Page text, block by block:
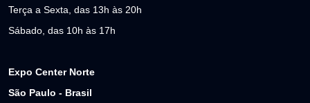
Terça a Sexta, das 13h às 20h
Sábado, das 10h às 17h
Expo Center Norte
São Paulo - Brasil